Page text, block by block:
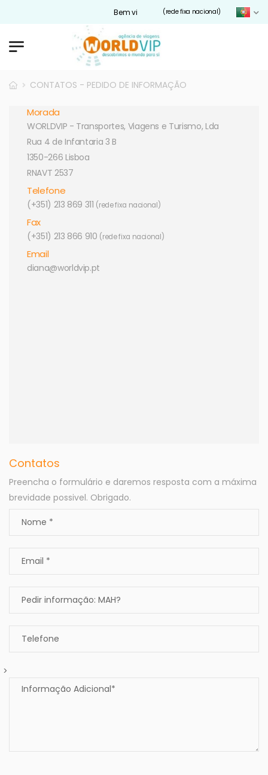
Bem vindos ao nosso site Worldvip.pt
(rede fixa nacional)
CONTATOS - PEDIDO DE INFORMAÇÃO
Morada
WORLDVIP - Transportes, Viagens e Turismo, Lda
Rua 4 de Infantaria 3 B
1350-266 Lisboa
RNAVT 2537
Telefone
(+351) 213 869 311 (rede fixa nacional)
Fax
(+351) 213 866 910 (rede fixa nacional)
Email
diana@worldvip.pt
Contatos
Preencha o formulário e daremos resposta com a máxima
brevidade possivel. Obrigado.
>